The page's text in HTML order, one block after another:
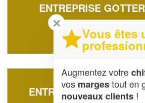
ENTREPRISE
10 Rue Du Point Du
51380 Verzy
ENTREPRISE SAGEON
✕
Vous êtes
Augmentez votre
vos margestout en
nouveaux clients !